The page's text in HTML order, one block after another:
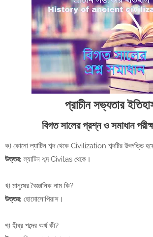
প্রাচীন সভ্যতার
বিগত সালের প্রশ্ন ও সমাধান
ক) কোনো ল্যাটিন শব্দ থেকে Civilization শব্দটির উৎপত্তি
উত্তর: ল্যাটিন শব্দ Civitas থেকে।
খ) মানুষের বৈজ্ঞানিক নাম কি?
উত্তর: হোমোসোপিয়াস।
গ) হীব্র শব্দের অর্থ কী?